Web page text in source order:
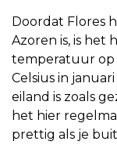
Doordat Flores
Azoren is, is het
temperatuur op
Celsius in
eiland is zoals
het hier
prettig als je